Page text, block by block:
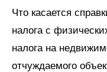
Что касается
налога с
налога на
отчуждаемого